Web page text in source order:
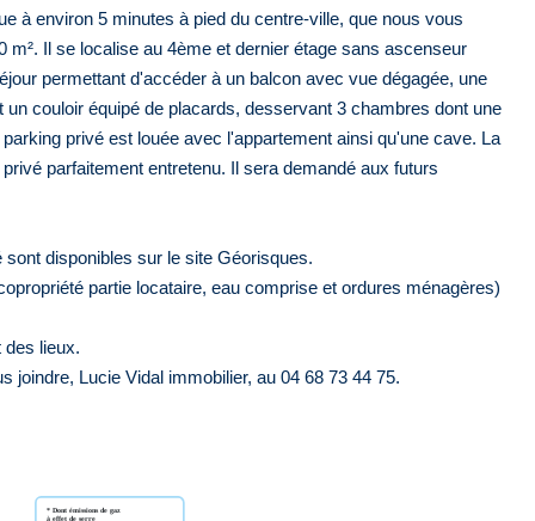
à environ 5 minutes à pied du centre-ville, que nous vous
Il se localise au 4ème et dernier étage sans ascenseur
permettant d'accéder à un balcon avec vue dégagée, une
couloir équipé de placards, desservant 3 chambres dont une
privé est louée avec l'appartement ainsi qu'une cave. La
parfaitement entretenu. Il sera demandé aux futurs
disponibles sur le site Géorisques.
partie locataire, eau comprise et ordures ménagères)
des lieux.
joindre, Lucie Vidal immobilier, au 04 68 73 44 75.